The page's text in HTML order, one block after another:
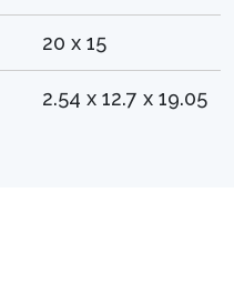
20 x 15
2.54 x 12.7 x 19.05